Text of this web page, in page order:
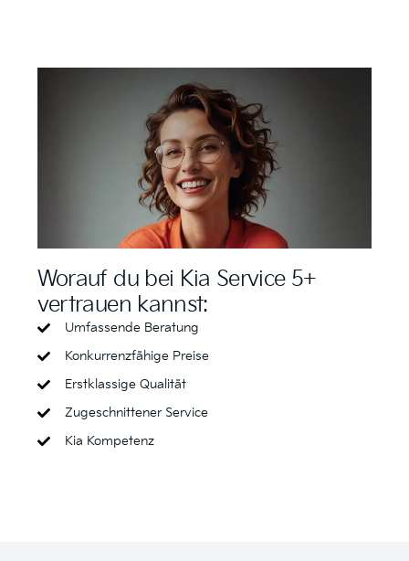
Worauf du bei Kia Service 5+
vertrauen kannst:
Umfassende Beratung
Konkurrenzfähige Preise
Erstklassige Qualität
Zugeschnittener Service
Kia Kompetenz